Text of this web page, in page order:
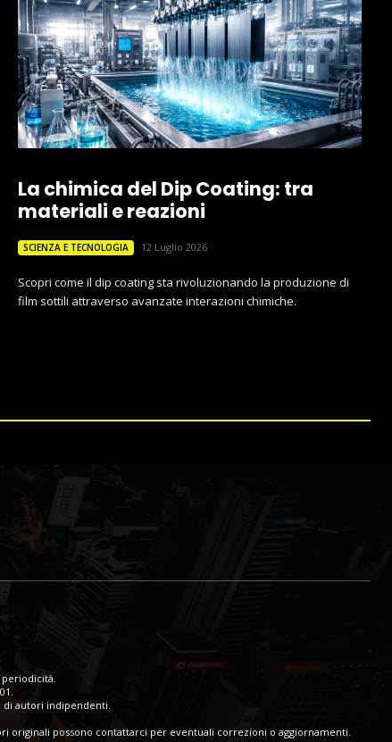
La chimica del Dip Coating: tra
materiali e reazioni
SCIENZA E TECNOLOGIA 12 Luglio 2026
Scopri come il dip coating sta rivoluzionando la produzione di
film sottili attraverso avanzate interazioni chimiche.
autori indipendenti.
originali possono contattarci per eventuali correzioni o aggiornamenti.